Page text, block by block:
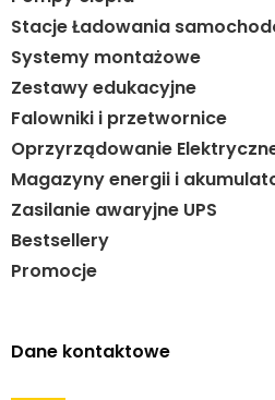
Stacje Ładowania
Systemy montażowe
Zestawy edukacyjne
Falowniki i przetwornice
Oprzyrządowanie
Magazyny energii i
Zasilanie awaryjne UPS
Bestsellery
Promocje
Dane kontaktowe